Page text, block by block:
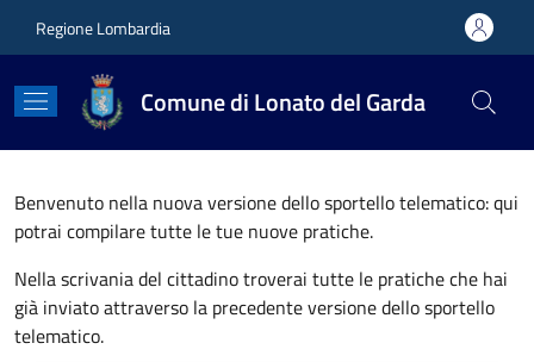
Regione Lombardia
Comune di Lonato del Garda
Benvenuto nella nuova versione dello sportello telematico: qui
potrai compilare tutte le tue nuove pratiche.
Nella scrivania del cittadino troverai tutte le pratiche che hai
già inviato attraverso la precedente versione dello sportello
telematico.